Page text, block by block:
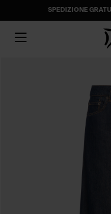
SPEDIZIONE